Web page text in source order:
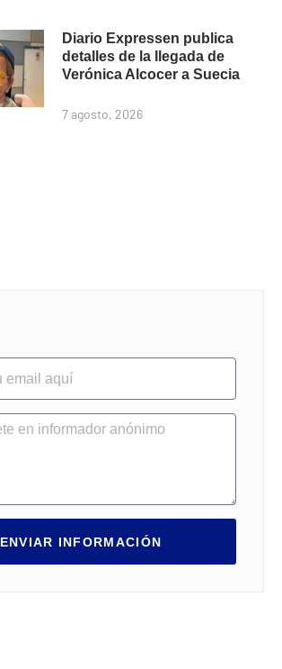
Diario Expressen publica
detalles de la llegada de
Verónica Alcocer a Suecia
7 agosto, 2026
ENVIAR INFORMACIÓN